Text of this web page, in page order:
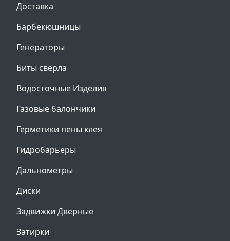
Доставка
Барбекюшницы
Генераторы
Биты сверла
Водосточные Изделия
Газовые балончики
Герметики пены клея
Гидробарьеры
Дальнометры
Диски
Задвижки Дверные
Затирки